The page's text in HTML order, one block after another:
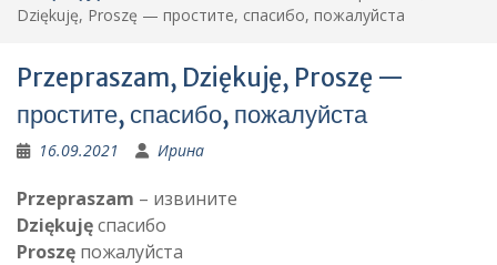
Dziękuję, Proszę — простите, спасибо, пожалуйста
Przepraszam, Dziękuję, Proszę —
простите, спасибо, пожалуйста
16.09.2021 Ирина
Przepraszam – извините
Dziękujęспасибо
Proszę пожалуйста